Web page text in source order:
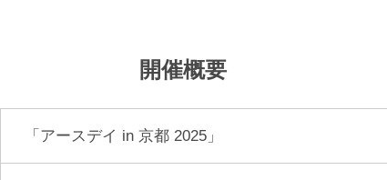
開催概要
「アースデイ in 京都 2025」